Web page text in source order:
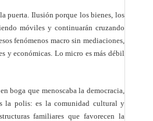
puerta. Ilusión porque los bienes, los
móviles y continuarán cruzando
fenómenos macro sin mediaciones,
y económicas. Lo micro es más débil
boga que menoscaba la democracia,
la polis: es la comunidad cultural y
familiares que favorecen la